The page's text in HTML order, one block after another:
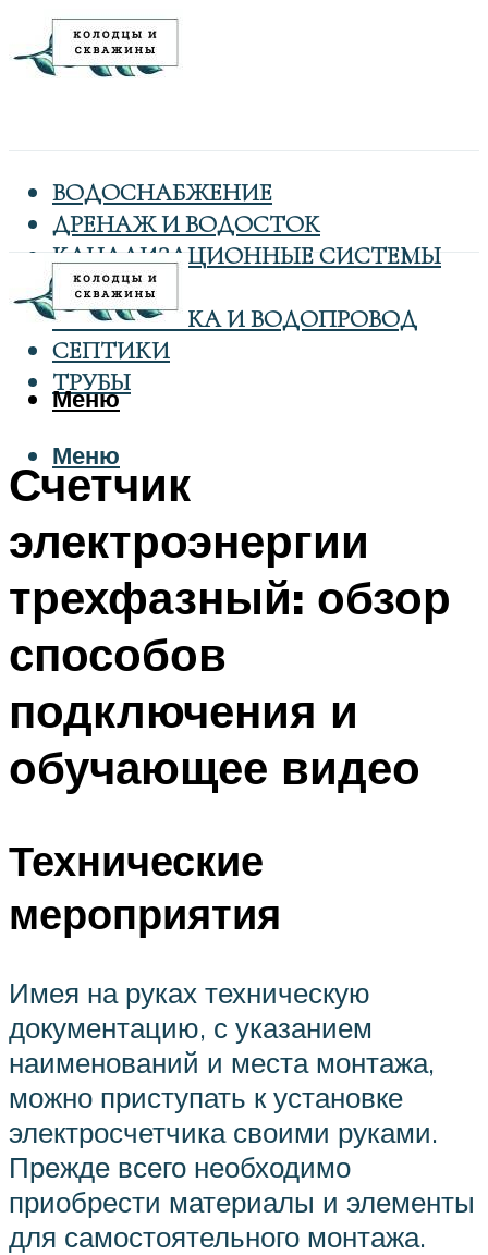
ВОДОСНАБЖЕНИЕ
ДРЕНАЖ И ВОДОСТОК
КАНАЛИЗАЦИОННЫЕ СИСТЕМЫ
КОЛОДЦЫ
САНТЕХНИКА И ВОДОПРОВОД
СЕПТИКИ
ТРУБЫ
Меню
Меню
Счетчик
электроэнергии
трехфазный: обзор
способов
подключения и
обучающее видео
Технические
мероприятия
Имея на руках техническую
документацию, с указанием
наименований и места монтажа,
можно приступать к установке
электросчетчика своими руками.
Прежде всего необходимо
приобрести материалы и элементы
для самостоятельного монтажа.